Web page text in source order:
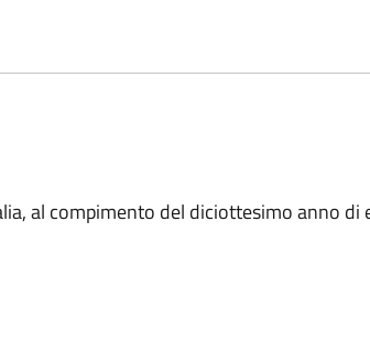
al compimento del diciottesimo anno di